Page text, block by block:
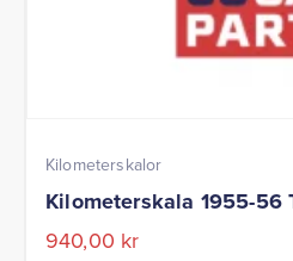
Kilometerskalor
Kilometerskala 1955-56
940,00 kr